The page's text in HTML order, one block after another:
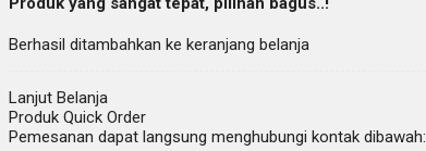
Berhasil ditambahkan ke keranjang belanja
Lanjut Belanja
Produk Quick Order
Pemesanan dapat langsung menghubungi kontak dibawah: